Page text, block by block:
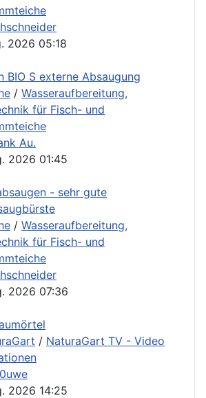
2026 05:18
BIO S externe Absaugung
/ Wasseraufbereitung,
für Fisch- und
Au.
2026 01:45
- sehr gute
/ Wasseraufbereitung,
für Fisch- und
2026 07:36
/ NaturaGart TV - Video
2026 14:25